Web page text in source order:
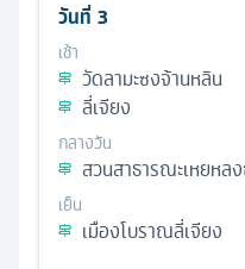
วันที่ 3
เช้า
วัดลามะซงจ้านหลิน
ลี่เจียง
กลางวัน
สวนสาธารณะเหยหล
เย็น
เมืองโบราณลี่เจียง